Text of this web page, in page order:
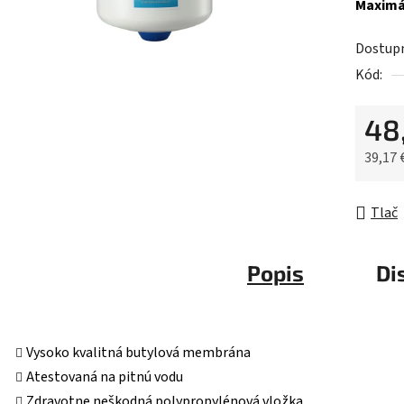
Kód:
39,17
Tlač
Popis
Vysoko kvalitná butylová membrána
Atestovaná na pitnú vodu